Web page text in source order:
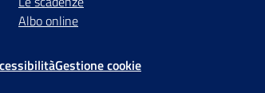
Albo online
Gestione cookie